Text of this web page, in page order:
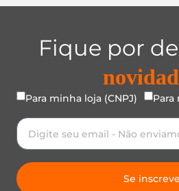
Fique por
Para minha loja (CNPJ) Para
Se